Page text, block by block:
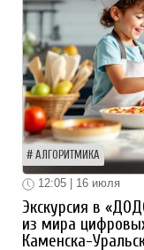
АЛГОРИТМИКА
12:05 | 16 июля
Экскурсия в
из мира
Каменска-